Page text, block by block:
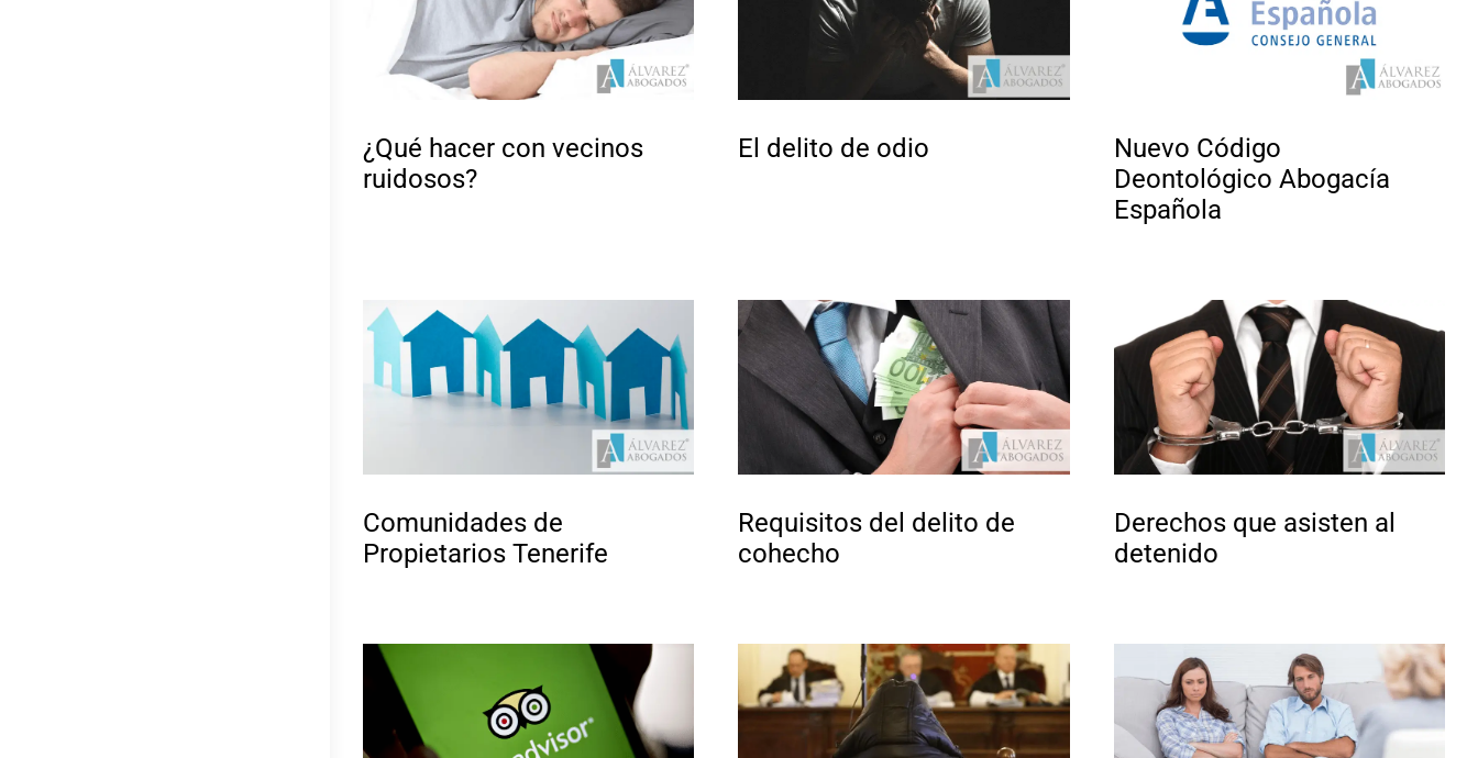
¿Qué hacer con vecinos
ruidosos?
El delito de odio
Nuevo Código
Deontológico Abogacía
Española
Comunidades de
Propietarios Tenerife
Requisitos del delito de
cohecho
Derechos que asisten al
detenido